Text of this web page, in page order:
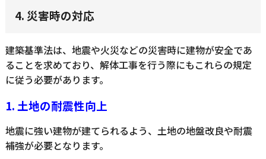
4. 災害時の対応
建築基準法は、地震や火災などの災害時に建物が安全であ
ることを求めており、解体工事を行う際にもこれらの規定
に従う必要があります。
1. 土地の耐震性向上
地震に強い建物が建てられるよう、土地の地盤改良や耐震
補強が必要となります。